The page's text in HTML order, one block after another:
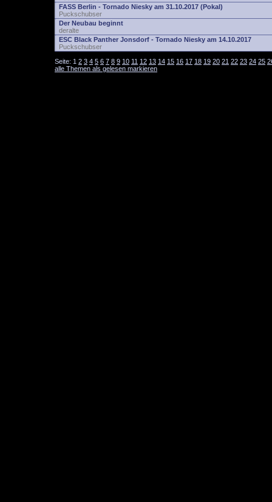
FASS Berlin - Tornado Niesky am 31.10.2017 (Pokal)
Puckschubser
Der Neubau beginnt
deralte
ESC Black Panther Jonsdorf - Tornado Niesky am 14.10.2017
Puckschubser
Seite: 1 2 3 4 5 6 7 8 9 10 11 12 13 14 15 16 17 18 19 20 21 22 23 24 25
alle Themen als gelesen markieren